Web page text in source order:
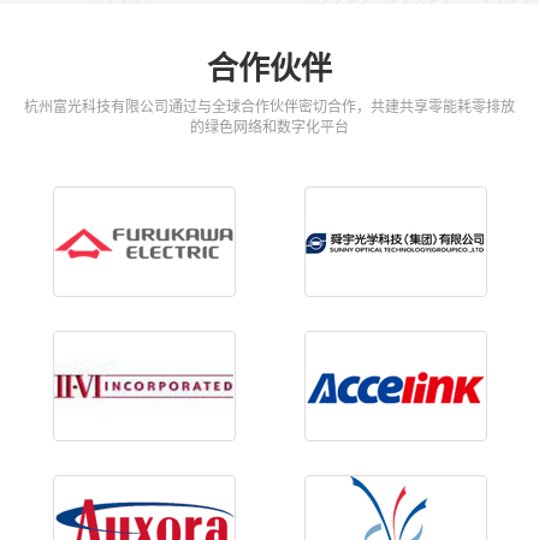
合作伙伴
杭州富光科技有限公司通过与全球合作伙伴密切合作，共建共享零能耗零排放
的绿色网络和数字化平台